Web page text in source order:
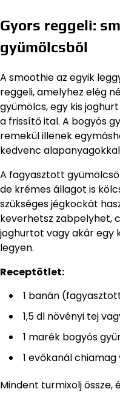
Gyors reggeli:
gyümölcsből
A smoothie az egyik
reggeli, amelyhez elég
gyümölcs, egy kis
a frissítő ital. A bogyós
remekül illenek
kedvenc
A fagyasztott
de krémes állagot is
szükséges jégkockát
keverhetsz zabpelyhet,
joghurtot vagy akár egy
legyen.
Receptötlet:
1 banán
1,5 dl növényi tej
1 marék bogyós
1 evőkanál
Mindent turmixolj össze,